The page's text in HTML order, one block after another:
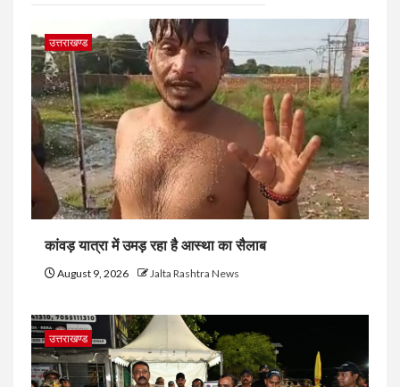
उत्तराखण्ड
कांवड़ यात्रा में उमड़ रहा है आस्था का सैलाब
August 9, 2026 Jalta Rashtra News
उत्तराखण्ड